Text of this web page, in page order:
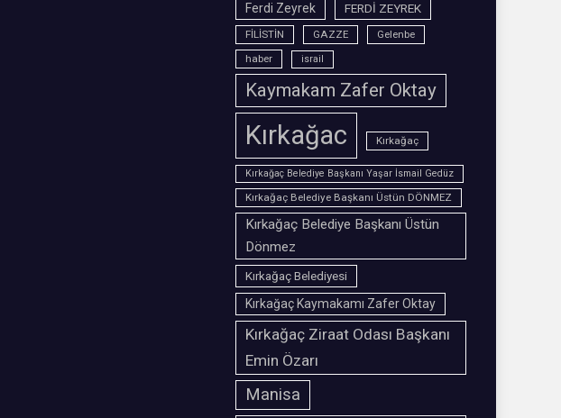
Ferdi Zeyrek FERDİ ZEYREK
FİLİSTİN GAZZE
Gelenbe
haber
israil
Kaymakam Zafer Oktay
Kırkağac Kırkağaç
Kırkağaç Belediye Başkanı Yaşar İsmail Gedüz
Kırkağaç Belediye Başkanı Üstün DÖNMEZ
Kırkağaç Belediye Başkanı Üstün
Dönmez
Kırkağaç Belediyesi
Kırkağaç Kaymakamı Zafer Oktay
Kırkağaç Ziraat Odası Başkanı
Emin Özarı
Manisa